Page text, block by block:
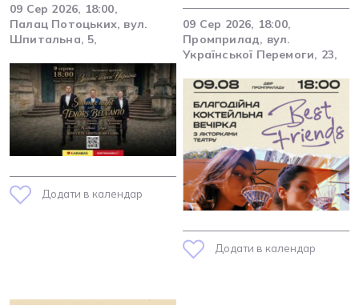
09 Сер 2026, 18:00,
Палац Потоцьких, вул.
Шпитальна, 5,
Додати в календар
09 Сер 2026, 18:00,
Промприлад, вул.
Української Перемоги, 23,
Додати в календар